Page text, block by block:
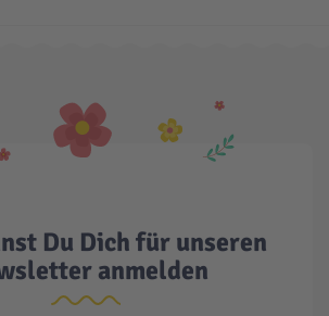
Du Dich für unseren
anmelden